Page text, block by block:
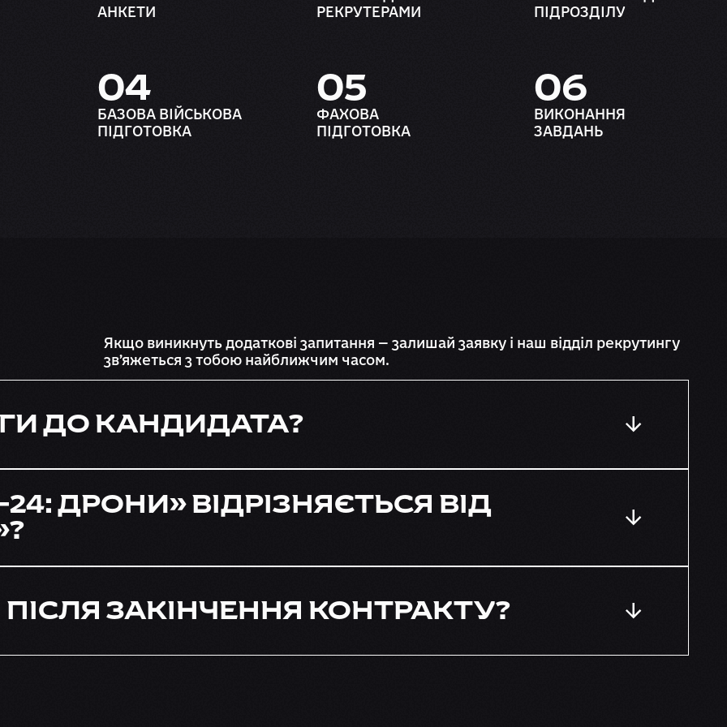
АНКЕТИ
РЕКРУТЕРАМИ
ПІДРОЗДІЛУ
04
БАЗОВА ВІЙСЬКОВА
ПІДГОТОВКА
05
ФАХОВА
ПІДГОТОВКА
06
ВИКОНАННЯ
ЗАВДАНЬ
Якщо виникнуть додаткові запитання — залишай заявку і наш відділ рекрутингу
звʼяжеться з тобою найближчим часом.
ДО КАНДИДАТА?
ДРОНИ» ВІДРІЗНЯЄТЬСЯ ВІД
ЗАКІНЧЕННЯ КОНТРАКТУ?